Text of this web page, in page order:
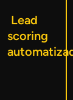
Lead
scoring